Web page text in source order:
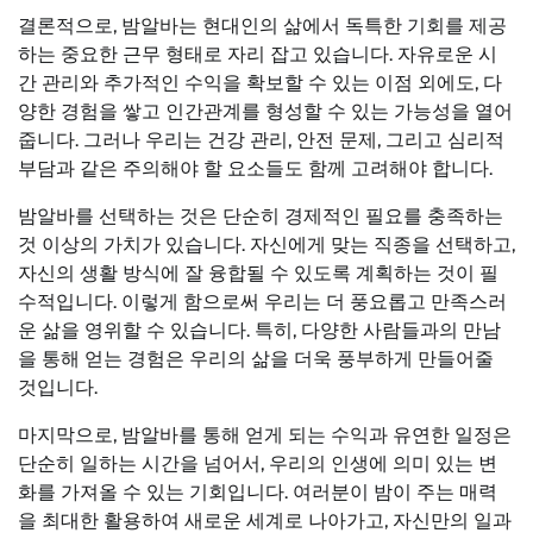
결론적으로, 밤알바는 현대인의 삶에서 독특한 기회를 제공
하는 중요한 근무 형태로 자리 잡고 있습니다. 자유로운 시
간 관리와 추가적인 수익을 확보할 수 있는 이점 외에도, 다
양한 경험을 쌓고 인간관계를 형성할 수 있는 가능성을 열어
줍니다. 그러나 우리는 건강 관리, 안전 문제, 그리고 심리적
부담과 같은 주의해야 할 요소들도 함께 고려해야 합니다.
밤알바를 선택하는 것은 단순히 경제적인 필요를 충족하는
것 이상의 가치가 있습니다. 자신에게 맞는 직종을 선택하고,
자신의 생활 방식에 잘 융합될 수 있도록 계획하는 것이 필
수적입니다. 이렇게 함으로써 우리는 더 풍요롭고 만족스러
운 삶을 영위할 수 있습니다. 특히, 다양한 사람들과의 만남
을 통해 얻는 경험은 우리의 삶을 더욱 풍부하게 만들어줄
것입니다.
마지막으로, 밤알바를 통해 얻게 되는 수익과 유연한 일정은
단순히 일하는 시간을 넘어서, 우리의 인생에 의미 있는 변
화를 가져올 수 있는 기회입니다. 여러분이 밤이 주는 매력
을 최대한 활용하여 새로운 세계로 나아가고, 자신만의 일과